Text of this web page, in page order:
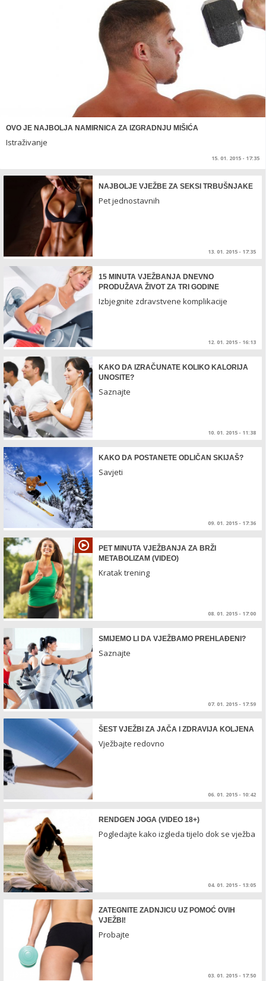
OVO JE NAJBOLJA NAMIRNICA ZA IZGRADNJU MIŠIĆA
Istraživanje
15. 01. 2015 - 17:35
NAJBOLJE VJEŽBE ZA SEKSI TRBUŠNJAKE
Pet jednostavnih
13. 01. 2015 - 17:35
15 MINUTA VJEŽBANJA DNEVNO
PRODUŽAVA ŽIVOT ZA TRI GODINE
Izbjegnite zdravstvene komplikacije
12. 01. 2015 - 16:13
KAKO DA IZRAČUNATE KOLIKO KALORIJA
UNOSITE?
Saznajte
10. 01. 2015 - 11:38
KAKO DA POSTANETE ODLIČAN SKIJAŠ?
Savjeti
09. 01. 2015 - 17:36
PET MINUTA VJEŽBANJA ZA BRŽI
METABOLIZAM (VIDEO)
Kratak trening
08. 01. 2015 - 17:00
SMIJEMO LI DA VJEŽBAMO PREHLAĐENI?
Saznajte
07. 01. 2015 - 17:59
ŠEST VJEŽBI ZA JAČA I ZDRAVIJA KOLJENA
Vježbajte redovno
06. 01. 2015 - 10:42
RENDGEN JOGA (VIDEO 18+)
Pogledajte kako izgleda tijelo dok se vježba
04. 01. 2015 - 13:05
ZATEGNITE ZADNJICU UZ POMOĆ OVIH
VJEŽBI!
Probajte
03. 01. 2015 - 17:50